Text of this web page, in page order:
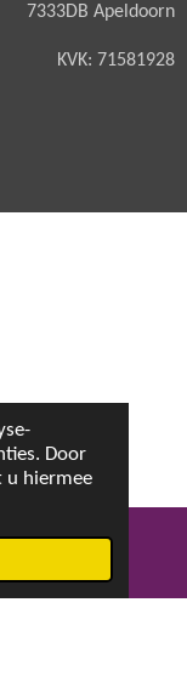
Door
u hiermee
7333DB Apeldoorn
KVK: 71581928